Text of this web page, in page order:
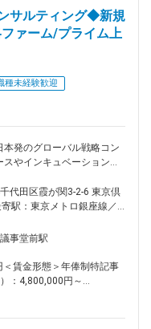
じて、日常的に経営層とコ
社の舵取りを補佐します。
、会計や財務や法務など
しているため、ゆくゆくは
。 ＜配属先につ
計やIRや法務などを通じ
も携わり、会社の舵取りの
できます。特定領域のプロ
ト制度有（週1程） 変更
サルティング◆新規
ァーム/プライム上
種未経験歓迎
発のグローバル戦略コン
やインキュベーションな
ロデュース／インストレ
プロジェクトは平均して5
は数か月～数年に及ぶプロ
ーがつき、わからないこと
。また入社後3か月、半年
社会的な課題解決等、前
代田区霞が関3-2-6 東京倶
駅：東京メトロ銀座線／
煙変更の範囲：無
事堂前駅
賃金形態＞年俸制特記事
：4,800,000円～